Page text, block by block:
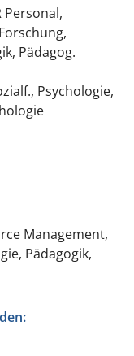
Personal,
Pädagog.
Psychologie,
Management,
Pädagogik,